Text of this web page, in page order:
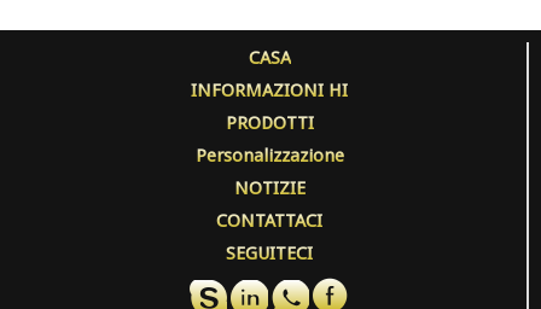
CASA
INFORMAZIONI HI
PRODOTTI
Personalizzazione
NOTIZIE
CONTATTACI
SEGUITECI